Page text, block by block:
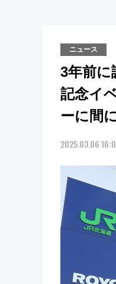
ニュース
3年前
記念イ
ーに間
2025.03.06